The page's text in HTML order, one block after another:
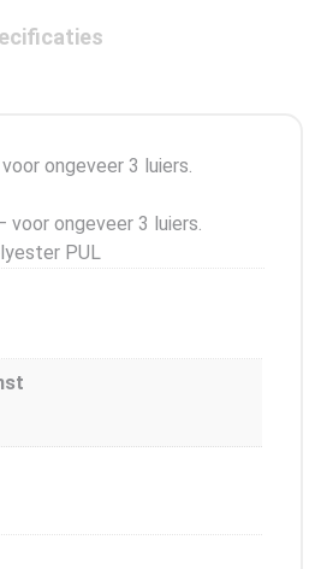
ongeveer 3 luiers.
voor ongeveer 3 luiers.
PUL